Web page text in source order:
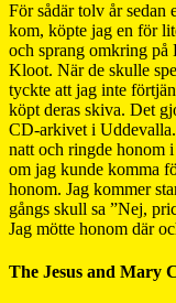
För sådär tolv år
kom, köpte jag en för
och sprang omkring på
Kloot. När de skulle
tyckte att jag inte
köpt deras skiva. Det
CD-arkivet i
natt och ringde honom
om jag kunde komma
honom. Jag kommer
gångs skull sa ”Nej,
Jag mötte honom där
The Jesus and Mary